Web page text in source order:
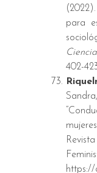
para
402-
https://